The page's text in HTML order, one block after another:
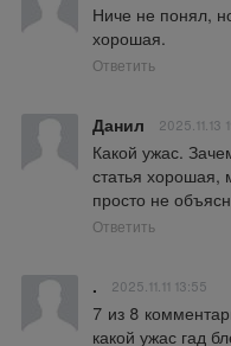
Ниче не понял,
хорошая.
Ответить
Данил 2025.11.13
Какой ужас.
статья хорошая,
просто не
Ответить
. 2025.11.11 13:55
7 из 8
какой ужас гад